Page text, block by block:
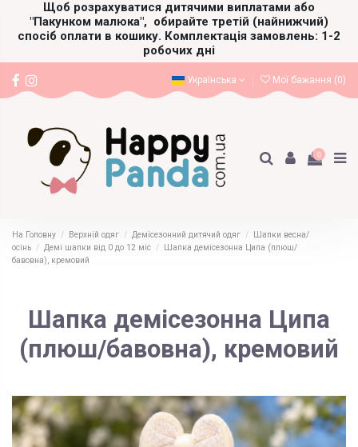
Щоб розрахуватися дитячими виплатами або
"Пакунком малюка", обирайте третій (найнижчий)
спосіб оплати в кошику. Комплектація замовлень: 1-2
робочих дні
Українська Мої бажання (0)
0
На Головну Верхній одяг Демісезонний дитячий одяг
Шапки весна/
осінь
Демі шапки від 0 до 12 міс
Шапка демісезонна Ципа (плюш/
бавовна), кремовий
Шапка демісезонна Ципа
(плюш/бавовна), кремовий